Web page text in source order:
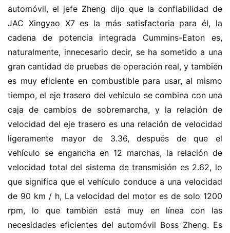
automóvil, el jefe Zheng dijo que la confiabilidad de
JAC Xingyao X7 es la más satisfactoria para él, la
cadena de potencia integrada Cummins-Eaton es,
naturalmente, innecesario decir, se ha sometido a una
gran cantidad de pruebas de operación real, y también
es muy eficiente en combustible para usar, al mismo
tiempo, el eje trasero del vehículo se combina con una
caja de cambios de sobremarcha, y la relación de
velocidad del eje trasero es una relación de velocidad
ligeramente mayor de 3.36, después de que el
vehículo se engancha en 12 marchas, la relación de
velocidad total del sistema de transmisión es 2.62, lo
que significa que el vehículo conduce a una velocidad
de 90 km / h, La velocidad del motor es de solo 1200
rpm, lo que también está muy en línea con las
necesidades eficientes del automóvil Boss Zheng. Es